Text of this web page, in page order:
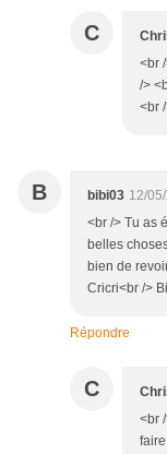
C
<br
/>
<br
B bibi03 12/
<br /> Tu as
belles
bien de
Cricri<br />
Répondre
C
<br